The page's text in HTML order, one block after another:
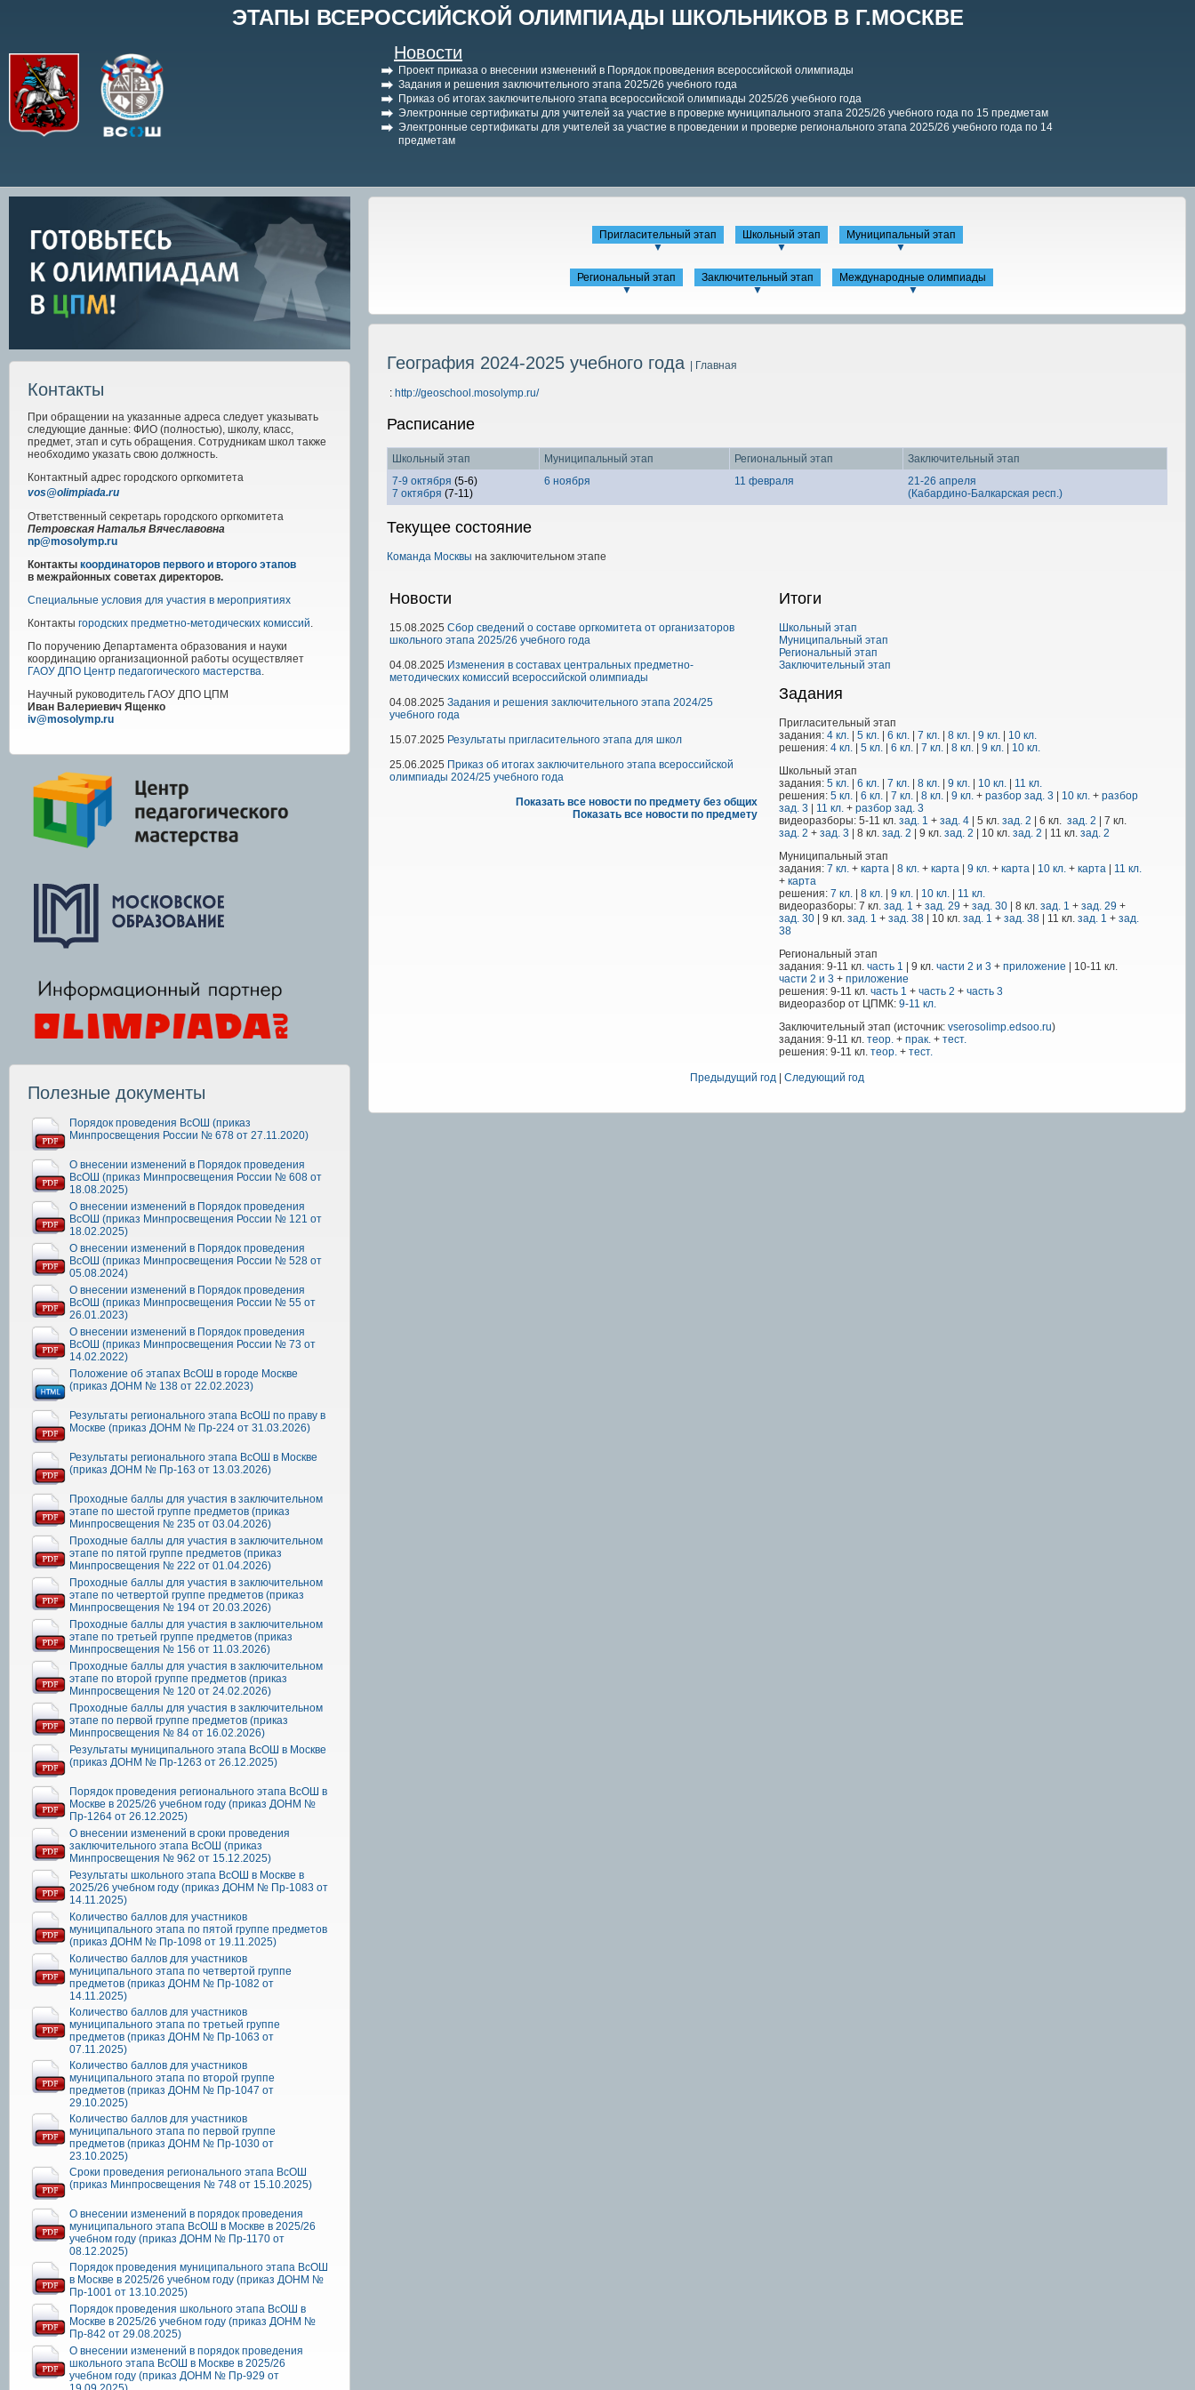
ЭТАПЫ ВСЕРОССИЙСКОЙ ОЛИМПИАДЫ ШКОЛЬНИКОВ В Г.МОСКВЕ
Новости
Проект приказа о внесении изменений в Порядок проведения всероссийской олимпиады
Задания и решения заключительного этапа 2025/26 учебного года
Приказ об итогах заключительного этапа всероссийской олимпиады 2025/26 учебного года
Электронные сертификаты для учителей за участие в проверке муниципального этапа 2025/26 учебного года по 15 предметам
Электронные сертификаты для учителей за участие в проведении и проверке регионального этапа 2025/26 учебного года по 14
предметам
Контакты
При обращении на указанные адреса следует указывать
следующие данные: ФИО (полностью), школу, класс,
предмет, этап и суть обращения. Сотрудникам школ также
необходимо указать свою должность.
Контактный адрес городского оргкомитета
vos@olimpiada.ru
Ответственный секретарь городского оргкомитета
Петровская Наталья Вячеславовна
np@mosolymp.ru
Контакты координаторов первого и второго этапов
в межрайонных советах директоров.
Специальные условия для участия в мероприятиях
Контакты городских предметно-методических комиссий.
По поручению Департамента образования и науки
координацию организационной работы осуществляет
ГАОУ ДПО Центр педагогического мастерства.
Научный руководитель ГАОУ ДПО ЦПМ
Иван Валериевич Ященко
iv@mosolymp.ru
Полезные документы
Порядок проведения ВсОШ (приказ
Минпросвещения России № 678 от 27.11.2020)
О внесении изменений в Порядок проведения
ВсОШ (приказ Минпросвещения России № 608 от
18.08.2025)
О внесении изменений в Порядок проведения
ВсОШ (приказ Минпросвещения России № 121 от
18.02.2025)
О внесении изменений в Порядок проведения
ВсОШ (приказ Минпросвещения России № 528 от
05.08.2024)
О внесении изменений в Порядок проведения
ВсОШ (приказ Минпросвещения России № 55 от
26.01.2023)
О внесении изменений в Порядок проведения
ВсОШ (приказ Минпросвещения России № 73 от
14.02.2022)
Положение об этапах ВсОШ в городе Москве
(приказ ДОНМ № 138 от 22.02.2023)
Результаты регионального этапа ВсОШ по праву в
Москве (приказ ДОНМ № Пр-224 от 31.03.2026)
Результаты регионального этапа ВсОШ в Москве
(приказ ДОНМ № Пр-163 от 13.03.2026)
Проходные баллы для участия в заключительном
этапе по шестой группе предметов (приказ
Минпросвещения № 235 от 03.04.2026)
Проходные баллы для участия в заключительном
этапе по пятой группе предметов (приказ
Минпросвещения № 222 от 01.04.2026)
Проходные баллы для участия в заключительном
этапе по четвертой группе предметов (приказ
Минпросвещения № 194 от 20.03.2026)
Проходные баллы для участия в заключительном
этапе по третьей группе предметов (приказ
Минпросвещения № 156 от 11.03.2026)
Проходные баллы для участия в заключительном
этапе по второй группе предметов (приказ
Минпросвещения № 120 от 24.02.2026)
Проходные баллы для участия в заключительном
этапе по первой группе предметов (приказ
Минпросвещения № 84 от 16.02.2026)
Результаты муниципального этапа ВсОШ в Москве
(приказ ДОНМ № Пр-1263 от 26.12.2025)
Порядок проведения регионального этапа ВсОШ в
Москве в 2025/26 учебном году (приказ ДОНМ №
Пр-1264 от 26.12.2025)
О внесении изменений в сроки проведения
заключительного этапа ВсОШ (приказ
Минпросвещения № 962 от 15.12.2025)
Результаты школьного этапа ВсОШ в Москве в
2025/26 учебном году (приказ ДОНМ № Пр-1083 от
14.11.2025)
Количество баллов для участников
муниципального этапа по пятой группе предметов
(приказ ДОНМ № Пр-1098 от 19.11.2025)
Количество баллов для участников
муниципального этапа по четвертой группе
предметов (приказ ДОНМ № Пр-1082 от
14.11.2025)
Количество баллов для участников
муниципального этапа по третьей группе
предметов (приказ ДОНМ № Пр-1063 от
07.11.2025)
Количество баллов для участников
муниципального этапа по второй группе
предметов (приказ ДОНМ № Пр-1047 от
29.10.2025)
Количество баллов для участников
муниципального этапа по первой группе
предметов (приказ ДОНМ № Пр-1030 от
23.10.2025)
Сроки проведения регионального этапа ВсОШ
(приказ Минпросвещения № 748 от 15.10.2025)
О внесении изменений в порядок проведения
муниципального этапа ВсОШ в Москве в 2025/26
учебном году (приказ ДОНМ № Пр-1170 от
08.12.2025)
Порядок проведения муниципального этапа ВсОШ
в Москве в 2025/26 учебном году (приказ ДОНМ №
Пр-1001 от 13.10.2025)
Порядок проведения школьного этапа ВсОШ в
Москве в 2025/26 учебном году (приказ ДОНМ №
Пр-842 от 29.08.2025)
О внесении изменений в порядок проведения
школьного этапа ВсОШ в Москве в 2025/26
учебном году (приказ ДОНМ № Пр-929 от
Пригласительный этап
▼
Школьный этап
▼
Муниципальный этап
▼
Региональный этап
▼
Заключительный этап
▼
Международные олимпиады
▼
География 2024-2025 учебного года | Главная
: http://geoschool.mosolymp.ru/
Расписание
Школьный этап Муниципальный этап Региональный этап
Заключительный этап
7-9 октября (5-6)
7 октября (7-11)
6 ноября 11 февраля
21-26 апреля
(Кабардино-Балкарская респ.)
Текущее состояние
Команда Москвы на заключительном этапе
Новости
15.08.2025 Сбор сведений о составе оргкомитета от организаторов
школьного этапа 2025/26 учебного года
04.08.2025 Изменения в составах центральных предметно-
методических комиссий всероссийской олимпиады
04.08.2025 Задания и решения заключительного этапа 2024/25
учебного года
15.07.2025 Результаты пригласительного этапа для школ
25.06.2025 Приказ об итогах заключительного этапа всероссийской
олимпиады 2024/25 учебного года
Показать все новости по предмету без общих
Показать все новости по предмету
Итоги
Школьный этап
Муниципальный этап
Региональный этап
Заключительный этап
Задания
Пригласительный этап
задания: 4 кл. | 5 кл. | 6 кл. | 7 кл. | 8 кл. | 9 кл. | 10 кл.
решения: 4 кл. | 5 кл. | 6 кл. | 7 кл. | 8 кл. | 9 кл. | 10 кл.
Школьный этап
задания: 5 кл. | 6 кл. | 7 кл. | 8 кл. | 9 кл. | 10 кл. | 11 кл.
решения: 5 кл. | 6 кл. | 7 кл. | 8 кл. | 9 кл. + разбор зад. 3 | 10 кл. + разбор
зад. 3 | 11 кл. + разбор зад. 3
видеоразборы: 5-11 кл. зад. 1 + зад. 4 | 5 кл. зад. 2 | 6 кл. зад. 2 | 7 кл.
зад. 2 + зад. 3 | 8 кл. зад. 2 | 9 кл. зад. 2 | 10 кл. зад. 2 | 11 кл. зад. 2
Муниципальный этап
задания: 7 кл. + карта | 8 кл. + карта | 9 кл. + карта | 10 кл. + карта | 11 кл.
+ карта
решения: 7 кл. | 8 кл. | 9 кл. | 10 кл. | 11 кл.
видеоразборы: 7 кл. зад. 1 + зад. 29 + зад. 30 | 8 кл. зад. 1 + зад. 29 +
зад. 30 | 9 кл. зад. 1 + зад. 38 | 10 кл. зад. 1 + зад. 38 | 11 кл. зад. 1 + зад.
38
Региональный этап
задания: 9-11 кл. часть 1 | 9 кл. части 2 и 3 + приложение | 10-11 кл.
части 2 и 3 + приложение
решения: 9-11 кл. часть 1 + часть 2 + часть 3
видеоразбор от ЦПМК: 9-11 кл.
Заключительный этап (источник: vserosolimp.edsoo.ru)
задания: 9-11 кл. теор. + прак. + тест.
решения: 9-11 кл. теор. + тест.
Предыдущий год | Следующий год